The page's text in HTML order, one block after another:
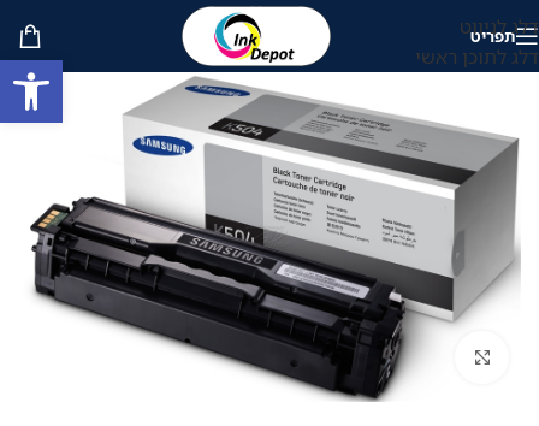
דלג לניווט
דלג לתוכן ראשי
תפריט
לחץ להגדלה
פתח